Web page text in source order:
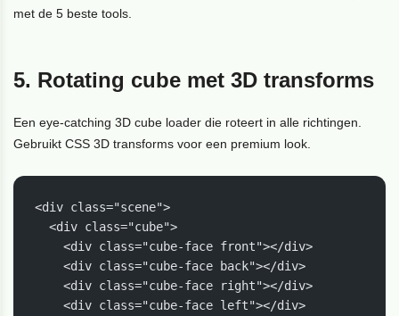
met de 5 beste tools.
5. Rotating cube met 3D transforms
Een eye-catching 3D cube loader die roteert in alle richtingen.
Gebruikt CSS 3D transforms voor een premium look.
<div class="scene">
  <div class="cube">
    <div class="cube-face front"></div>
    <div class="cube-face back"></div>
    <div class="cube-face right"></div>
    <div class="cube-face left"></div>